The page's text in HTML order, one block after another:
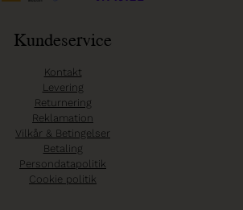
Kundeservice
Kontakt
Levering
Returnering
Reklamation
Vilkår & Betingelser
Betaling
Persondatapolitik
Cookie politik